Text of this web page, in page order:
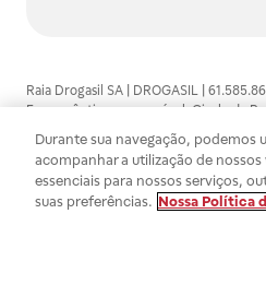
Raia Drogasil SA | DROGASIL |
Farmacêutico responsável: Gisele da
automedicação e não substituem, em
persistirem os sintomas, um médico
SA trabalha com as tecnologias mais
efetuados estão sujeitos à
Durante sua navegação, podemos
acompanhar a utilização de
essenciais para nossos serviços,
suas preferências. Nossa Política